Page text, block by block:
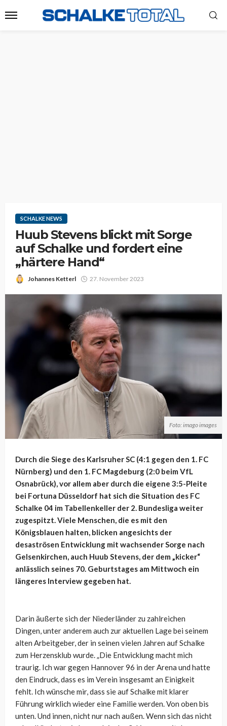
SCHALKE NEWS
Huub Stevens blickt mit Sorge
auf Schalke und fordert eine
„härtere Hand“
Johannes Ketterl 27. November 2023
Foto: imago images
Durch die Siege des Karlsruher SC (4:1 gegen den 1. FC
Nürnberg) und den 1. FC Magdeburg (2:0 beim VfL
Osnabrück), vor allem aber durch die eigene 3:5-Pleite
bei Fortuna Düsseldorf hat sich die Situation des FC
Schalke 04 im Tabellenkeller der 2. Bundesliga weiter
zugespitzt. Viele Menschen, die es mit den
Königsblauen halten, blicken angesichts der
desaströsen Entwicklung mit wachsender Sorge nach
Gelsenkirchen, auch Huub Stevens, der dem „kicker“
anlässlich seines 70. Geburtstages am Mittwoch ein
längeres Interview gegeben hat.
Darin äußerte sich der Niederländer zu zahlreichen
Dingen, unter anderem auch zur aktuellen Lage bei seinem
alten Arbeitgeber, der in seinen vielen Jahren auf Schalke
zum Herzensklub wurde. „Die Entwicklung macht mich
traurig. Ich war gegen Hannover 96 in der Arena und hatte
den Eindruck, dass es im Verein insgesamt an Einigkeit
fehlt. Ich wünsche mir, dass sie auf Schalke mit klarer
Führung wirklich wieder eine Familie werden. Von oben bis
unten. Und innen, nicht nur nach außen. Wenn sich das nicht